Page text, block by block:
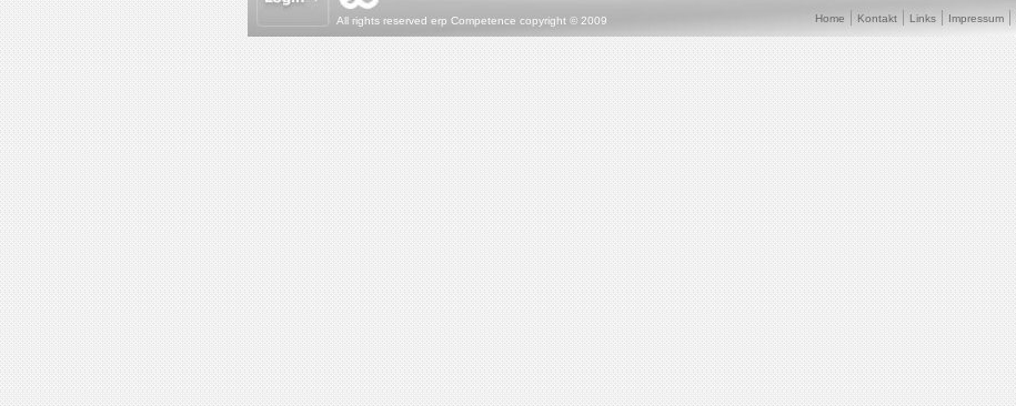
All rights reserved erp Competence copyright © 2009 Home Kontakt Links Impressum